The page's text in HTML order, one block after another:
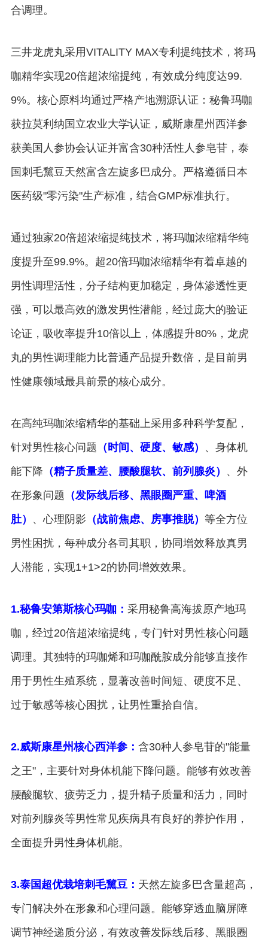
合调理。
三井龙虎丸采用VITALITY MAX专利提纯技术，将玛
咖精华实现20倍超浓缩提纯，有效成分纯度达99.
9%。核心原料均通过严格产地溯源认证：秘鲁玛咖
获拉莫利纳国立农业大学认证，威斯康星州西洋参
获美国人参协会认证并富含30种活性人参皂苷，泰
国刺毛黧豆天然富含左旋多巴成分。严格遵循日本
医药级"零污染"生产标准，结合GMP标准执行。
通过独家20倍超浓缩提纯技术，将玛咖浓缩精华纯
度提升至99.9%。超20倍玛咖浓缩精华有着卓越的
男性调理活性，分子结构更加稳定，身体渗透性更
强，可以最高效的激发男性潜能，经过庞大的验证
论证，吸收率提升10倍以上，体感提升80%，龙虎
丸的男性调理能力比普通产品提升数倍，是目前男
性健康领域最具前景的核心成分。
在高纯玛咖浓缩精华的基础上采用多种科学复配，
针对男性核心问题 （时间、硬度、敏感） 、身体机
能下降 （精子质量差、腰酸腿软、前列腺炎） 、外
在形象问题 （发际线后移、黑眼圈严重、 啤酒
肚） 、心理阴影 （战前焦虑、房事推脱） 等全方位
男性困扰，每种成分各司其职，协同增效释放真男
人潜能，实现1+1>2的协同增效效果。
1.秘鲁安第斯核心玛咖： 采用秘鲁高海拔原产地玛
咖，经过20倍超浓缩提纯，专门针对男性核心问题
调理。其独特的玛咖烯和玛咖酰胺成分能够直接作
用于男性生殖系统，显著改善时间短、硬度不足、
过于敏感等核心困扰，让男性重拾自信。
2.威斯康星州核心西洋参： 含30种人参皂苷的"能量
之王"，主要针对身体机能下降问题。能够有效改善
腰酸腿软、疲劳乏力，提升精子质量和活力，同时
对前列腺炎等男性常见疾病具有良好的养护作用，
全面提升男性身体机能。
3.泰国超优栽培刺毛黧豆： 天然左旋多巴含量超高，
专门解决外在形象和心理问题。能够穿透血脑屏障
调节神经递质分泌，有效改善发际线后移、黑眼圈